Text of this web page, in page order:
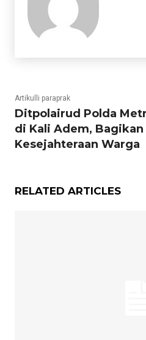
Artikulli paraprak
Ditpolairud Polda
di Kali Adem,
Kesejahteraan Warga
RELATED ARTICLES